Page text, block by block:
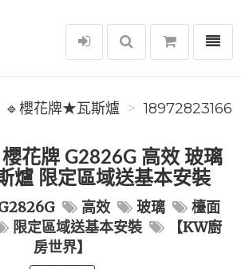
選單
🔹櫻花牌★瓦斯爐 18972823166
櫻花牌 G2826G 高效 玻璃
爐 限定區域送基本安裝
高效 玻璃
檯面
限定區域送基本安裝
【KW廚
房世界】